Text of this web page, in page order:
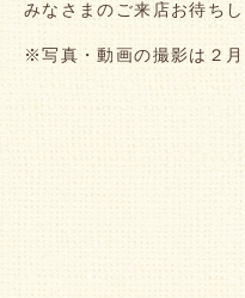
みなさまのご来店お待ち
※写真・動画の撮影は２月